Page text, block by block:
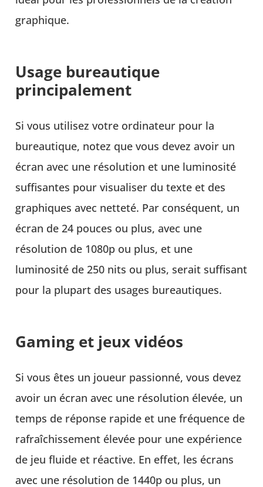
graphique.
Usage bureautique
principalement
Si vous utilisez votre ordinateur pour la
bureautique, notez que vous devez avoir un
écran avec une résolution et une luminosité
suffisantes pour visualiser du texte et des
graphiques avec netteté. Par conséquent, un
écran de 24 pouces ou plus, avec une
résolution de 1080p ou plus, et une
luminosité de 250 nits ou plus, serait suffisant
pour la plupart des usages bureautiques.
Gaming et jeux vidéos
Si vous êtes un joueur passionné, vous devez
avoir un écran avec une résolution élevée, un
temps de réponse rapide et une fréquence de
rafraîchissement élevée pour une expérience
de jeu fluide et réactive. En effet, les écrans
avec une résolution de 1440p ou plus, un